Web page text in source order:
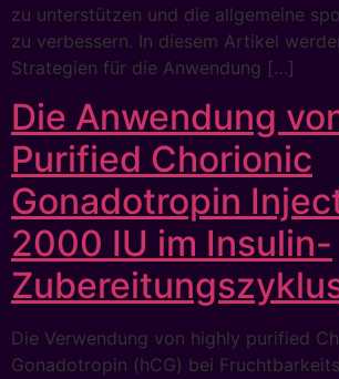
zu unterstützen und die allgemeine
zu verbessern. In diesem Artikel
Strategien für die Anwendung […]
Die Anwendung
Purified Chorionic
Gonadotropin
2000 IU im Insulin-
Die Verwendung von highly purified
Gonadotropin (hCG) bei